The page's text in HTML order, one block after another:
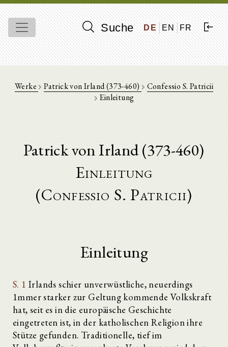
Suche DE EN FR
Werke Patrick von Irland (373-460)
Confessio S. Patricii
Einleitung
Patrick von Irland (373-460)
Einleitung
(Confessio S. Patricii)
Einleitung
S. 1 Irlands schier unverwüstliche, neuerdings
1mmer starker zur Geltung kommende Volkskraft
hat, seit es in die europäische Geschichte
eingetreten ist, in der katholischen Religion ihre
Stütze gefunden. Traditionelle, tief im